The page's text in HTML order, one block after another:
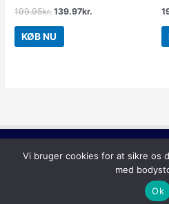
199.95kr. 139.97kr.
KØB NU
Copyright © 2026
Vi bruger cookies for at sikre os
med
Ok